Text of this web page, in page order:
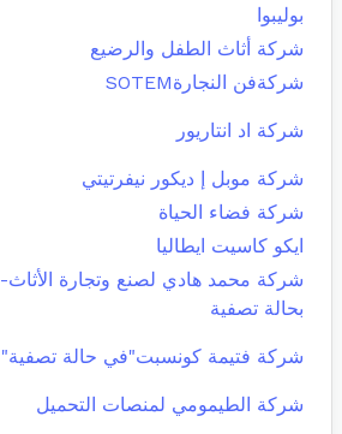
بوليبوا
شركة أثاث الطفل والرضيع
شركةفن النجارةSOTEM
شركة اد انتاريور
شركة موبل إ ديكور نيفرتيتي
شركة فضاء الحياة
ايكو كاسيت ايطاليا
شركة محمد هادي لصنع وتجارة الأثاث-
بحالة تصفية
شركة فتيمة كونسبت"في حالة تصفية"
شركة الطيمومي لمنصات التحميل